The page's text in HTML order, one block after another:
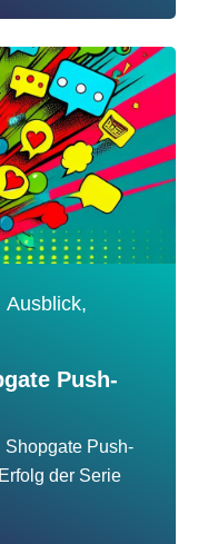
Ausblick,
Push-
Shopgate Push-
der Serie